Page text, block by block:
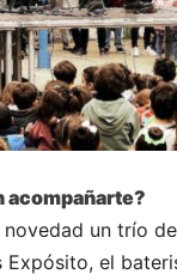
acompañarte?
un trío
el